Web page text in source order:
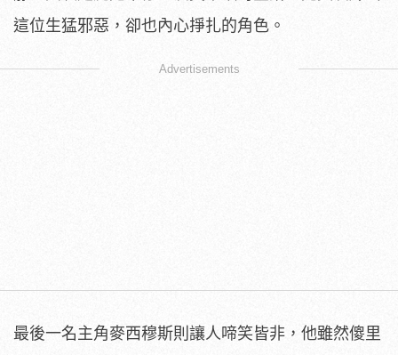
這位生猛邪惡，卻也內心掙扎的角色。
Advertisements
最後一名主角麥西穆斯則讓人啼笑皆非，他雖然傻里